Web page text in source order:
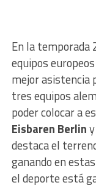
En la temporada
equipos
mejor asistencia
tres equipos
poder colocar a
Eisbaren Berliny
destaca el
ganando en
el deporte está